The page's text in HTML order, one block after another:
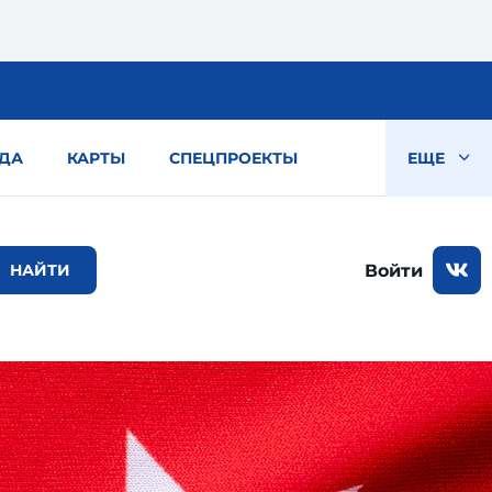
КАРТЫ СПЕЦПРОЕКТЫ ЕЩЕ
Войти